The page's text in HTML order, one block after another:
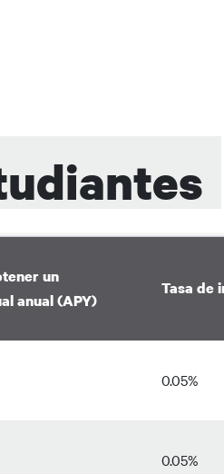
un
anual (APY)
Tasa de
0.05%
0.05%